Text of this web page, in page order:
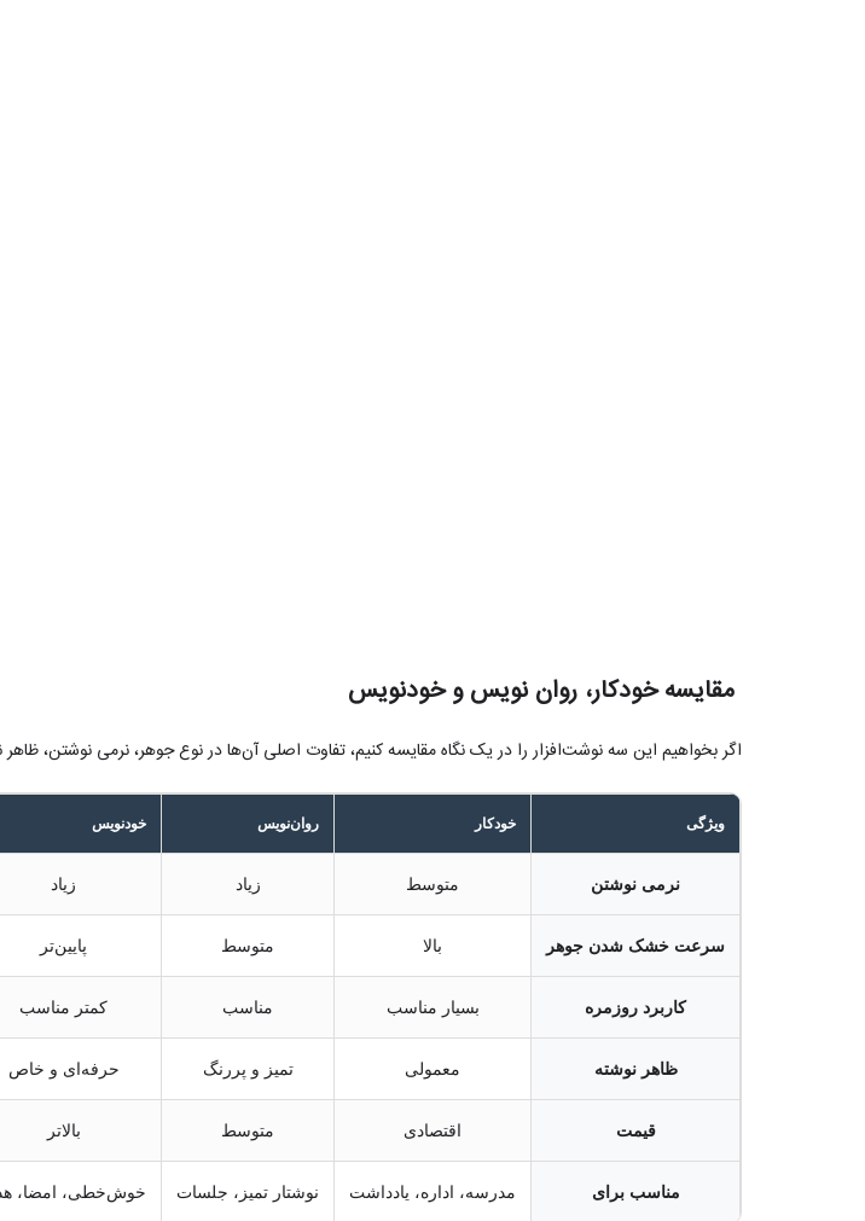
مقایسه خودکار، روان‌ نویس و خودنویس
اگر بخواهیم این سه نوشت‌افزار را در یک نگاه مقایسه کنیم، تفاوت اصلی آن‌ها در نوع جوهر، نرمی نوشتن،
ویژگی خودکار روان‌نویس خودنویس
نرمی نوشتن متوسط زیاد زیاد
سرعت خشک شدن جوهر بالا متوسط پایین‌تر
کاربرد روزمره بسیار مناسب مناسب کمتر مناسب
ظاهر نوشته معمولی تمیز و پررنگ حرفه‌ای و خاص
قیمت اقتصادی متوسط بالاتر
مناسب برای مدرسه، اداره، یادداشت نوشتار تمیز، جلسات خوش‌خطی، امضا،